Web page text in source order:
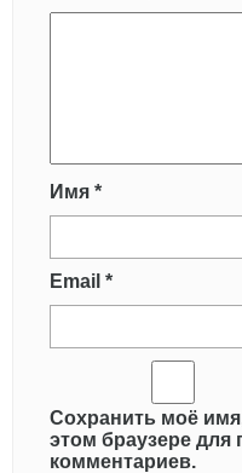
Имя *
Email *
Сохранить моё
этом браузере
комментариев.